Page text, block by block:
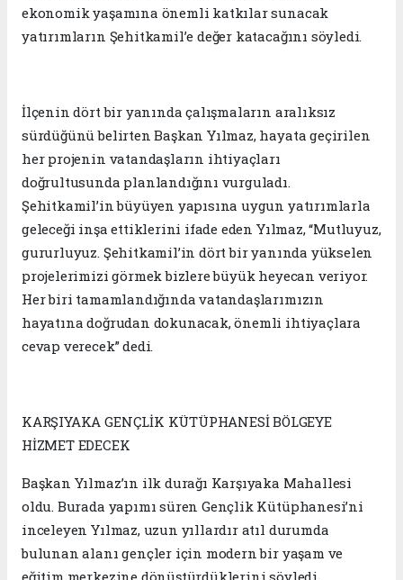
ekonomik yaşamına önemli katkılar sunacak
yatırımların Şehitkamil’e değer katacağını söyledi.
İlçenin dört bir yanında çalışmaların aralıksız
sürdüğünü belirten Başkan Yılmaz, hayata geçirilen
her projenin vatandaşların ihtiyaçları
doğrultusunda planlandığını vurguladı.
Şehitkamil’in büyüyen yapısına uygun yatırımlarla
geleceği inşa ettiklerini ifade eden Yılmaz, “Mutluyuz,
gururluyuz. Şehitkamil’in dört bir yanında yükselen
projelerimizi görmek bizlere büyük heyecan veriyor.
Her biri tamamlandığında vatandaşlarımızın
hayatına doğrudan dokunacak, önemli ihtiyaçlara
cevap verecek” dedi.
KARŞIYAKA GENÇLİK KÜTÜPHANESİ BÖLGEYE
HİZMET EDECEK
Başkan Yılmaz’ın ilk durağı Karşıyaka Mahallesi
oldu. Burada yapımı süren Gençlik Kütüphanesi’ni
inceleyen Yılmaz, uzun yıllardır atıl durumda
bulunan alanı gençler için modern bir yaşam ve